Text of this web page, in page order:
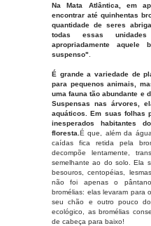
Na Mata Atlântica, em
encontrar até quinhentas
quantidade de seres
todas essas
apropriadamente aquele
suspenso"
É grande a variedade de
para pequenos animais,
uma fauna tão abundante e
Suspensas nas árvores,
aquáticos. Em suas folhas
inesperados habitantes
floresta. É que, além da
caídas fica retida pela
decompõe lentamente,
semelhante ao do solo. Ela
besouros, centopéias,
não foi apenas o
bromélias: elas levaram para
seu chão e outro pouco
ecológico, as bromélias
de cabeça para baixo!